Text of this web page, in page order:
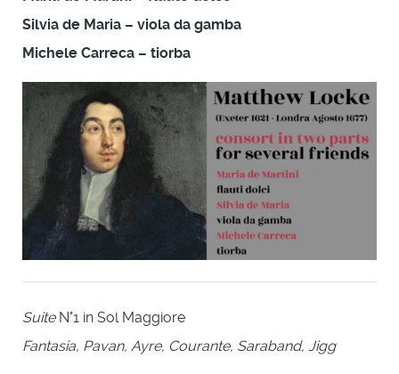
Silvia de Maria – viola da gamba
Michele Carreca – tiorba
SuiteN°1 in Sol Maggiore
Fantasia, Pavan, Ayre, Courante, Saraband, Jigg